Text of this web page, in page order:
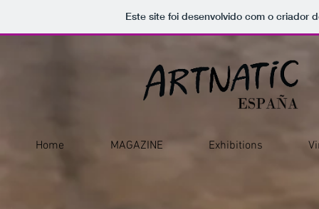
Este site foi desenvolvido com o criador
Home MAGAZINE Exhibitions